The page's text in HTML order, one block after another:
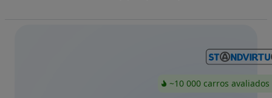
~10 000 carros